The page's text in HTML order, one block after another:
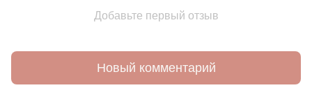
Добавьте первый отзыв
Новый комментарий